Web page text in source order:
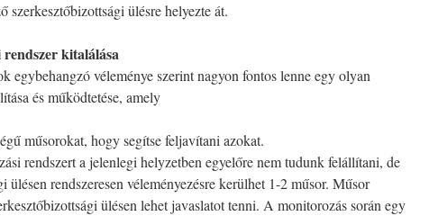
szerkesztőbizottsági ülésre helyezte át.
kitalálása
egybehangzó véleménye szerint nagyon fontos lenne egy olyan
és működtetése, amely
műsorokat, hogy segítse feljavítani azokat.
rendszert a jelenlegi helyzetben egyelőre nem tudunk felállítani, de
ülésen rendszeresen véleményezésre kerülhet 1-2 műsor. Műsor
ülésen lehet javaslatot tenni. A monitorozás során egy